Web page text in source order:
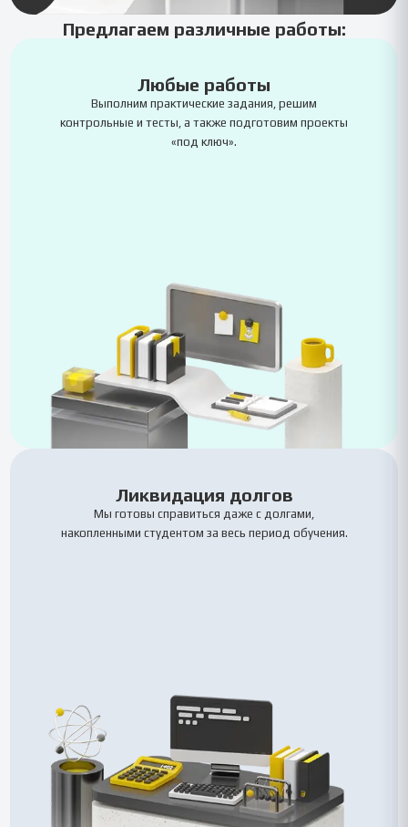
Предлагаем различные работы:
Любые работы
Выполним практические задания, решим
контрольные и тесты, а также подготовим проекты
«под ключ».
Ликвидация долгов
Мы готовы справиться даже с долгами,
накопленными студентом за весь период обучения.